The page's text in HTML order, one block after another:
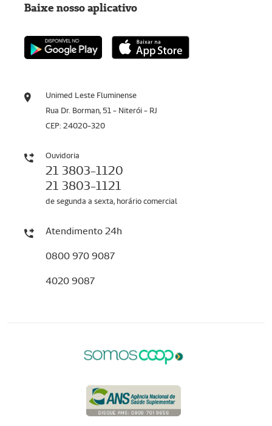
Unimed Leste Fluminense
Rua Dr. Borman, 51 - Niterói - RJ
CEP: 24020-320
Ouvidoria
21 3803-1120
21 3803-1121
de segunda a sexta, horário comercial
Atendimento 24h
0800 970 9087
4020 9087
Baixe nosso aplicativo